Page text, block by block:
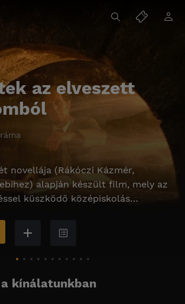
az elveszett
novellája (Rákóczi Kázmér,
alapján készült film, mely az
küszködő középiskolás
kínálatunkban